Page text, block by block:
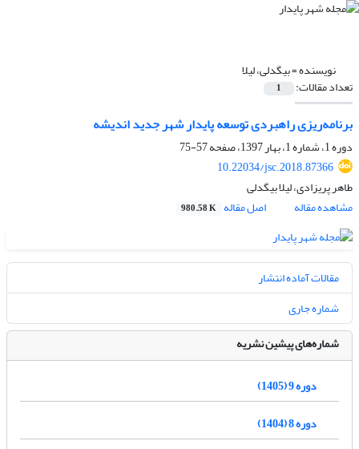
نویسنده =بیگدلی، لیلا
تعداد مقالات: 1
برنامه‌ریزی راهبردی توسعه پایدار شهر جدید اندیشه
دوره 1، شماره 1، بهار 1397، صفحه
57-75
10.22034/jsc.2018.87366
طاهر پریزادی، لیلا بیگدلی
مشاهده مقاله
اصل مقاله 980.58 K
مقالات آماده انتشار
شماره جاری
شماره‌های پیشین نشریه
دوره 9 (1405)
دوره 8 (1404)